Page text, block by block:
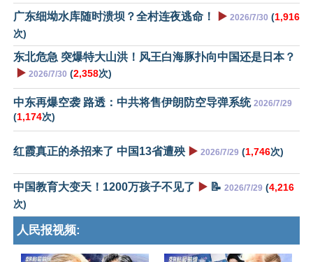
广东细坳水库随时溃坝？全村连夜逃命！ ▶️ 2026/7/30 (1,916
次)
东北危急 突爆特大山洪！风王白海豚扑向中国还是日本？
▶️ 2026/7/30 (2,358次)
中东再爆空袭 路透：中共将售伊朗防空导弹系统 2026/7/29
(1,174次)
红霞真正的杀招来了 中国13省遭殃 ▶️ 2026/7/29 (1,746次)
中国教育大变天！1200万孩子不见了 ▶️ 📝 2026/7/29 (4,216
次)
人民报视频: